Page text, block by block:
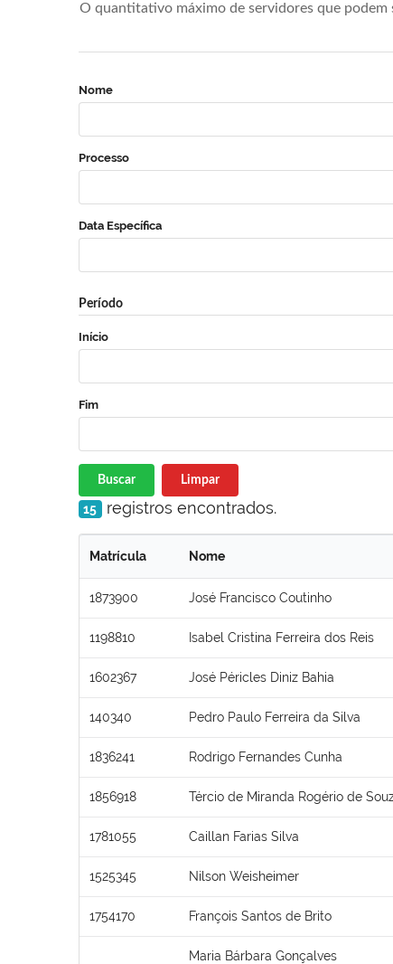
O quantitativo máximo de servidores que
Nome
Processo
Data Específica
Período
Início
Fim
Buscar Limpar
15 registros encontrados.
Matrícula Nome
1873900 José Francisco Coutinho
1198810 Isabel Cristina Ferreira dos Reis
1602367 José Péricles Diniz Bahia
140340 Pedro Paulo Ferreira da Silva
1836241 Rodrigo Fernandes Cunha
1856918 Tércio de Miranda Rogério de
1781055 Caillan Farias Silva
1525345 Nilson Weisheimer
1754170 François Santos de Brito
Maria Bárbara Gonçalves